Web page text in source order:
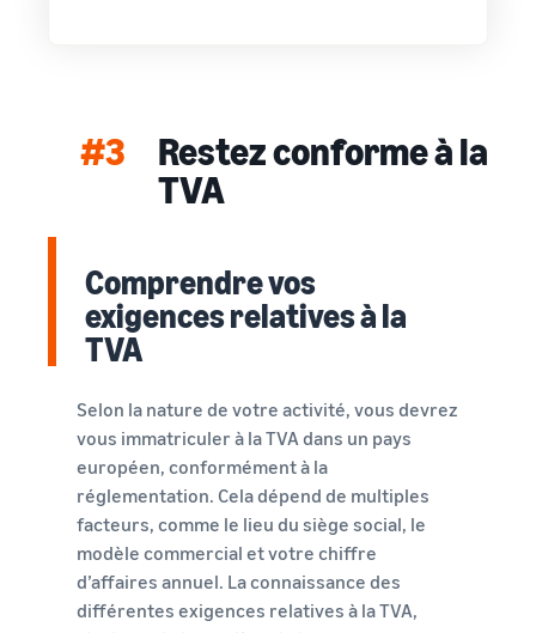
#3
Restez conforme à la
TVA
Comprendre vos
exigences relatives à la
TVA
Selon la nature de votre activité, vous devrez
vous immatriculer à la TVA dans un pays
européen, conformément à la
réglementation. Cela dépend de multiples
facteurs, comme le lieu du siège social, le
modèle commercial et votre chiffre
d’affaires annuel. La connaissance des
différentes exigences relatives à la TVA,